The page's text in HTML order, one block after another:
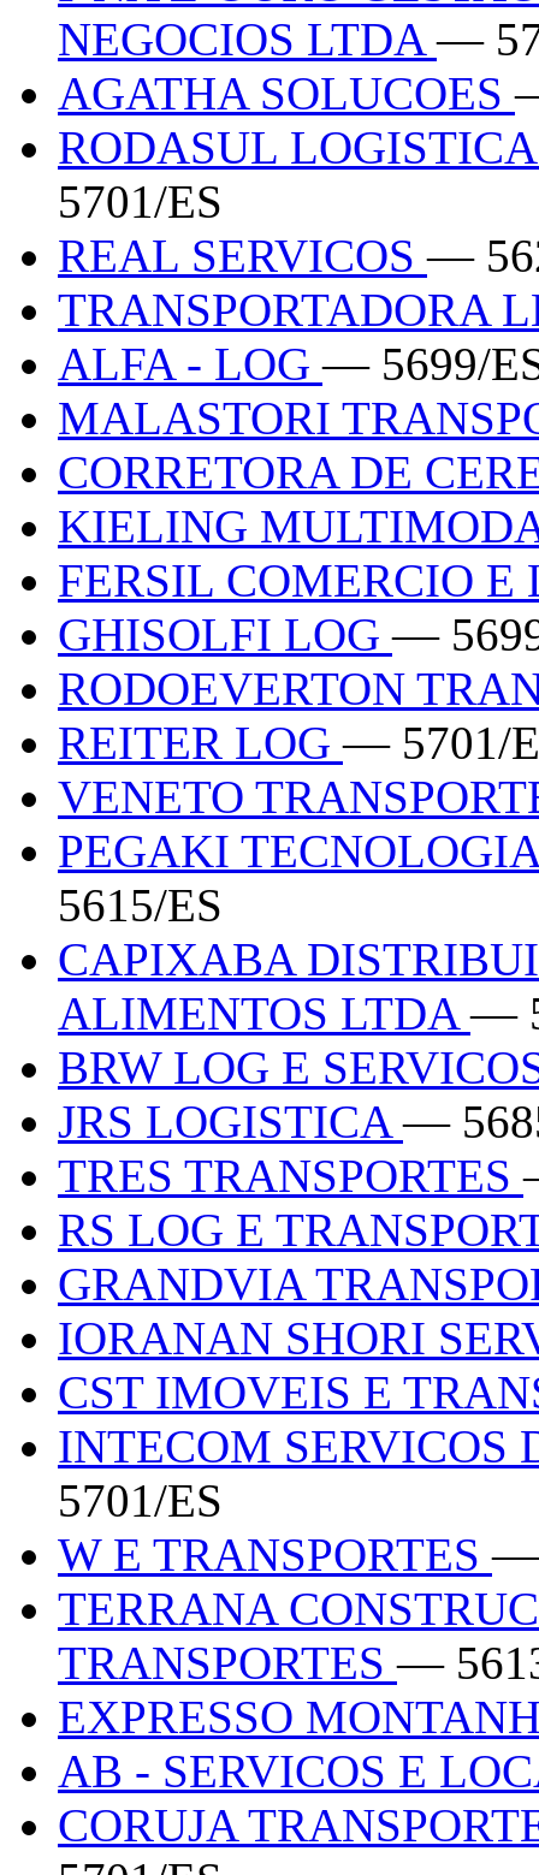
NEGOCIOS LTDA—
AGATHA SOLUCOES
RODASUL
5701/ES
REAL SERVICOS—
TRANSPORTADORA
ALFA - LOG— 5699/
MALASTORI
CORRETORA DE
KIELING
FERSIL COMERCIO E
GHISOLFI LOG—
RODOEVERTON
REITER LOG— 5701/
VENETO
PEGAKI
5615/ES
CAPIXABA
ALIMENTOS LTDA—
BRW LOG E
JRS LOGISTICA—
TRES TRANSPORTES
RS LOG E
GRANDVIA
IORANAN SHORI
CST IMOVEIS E
INTECOM
5701/ES
W E TRANSPORTES—
TERRANA
TRANSPORTES—
EXPRESSO
AB - SERVICOS E
CORUJA